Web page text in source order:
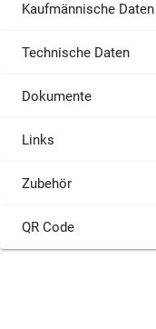
Kaufmännische Daten
Technische Daten
Dokumente
Links
Zubehör
QR Code